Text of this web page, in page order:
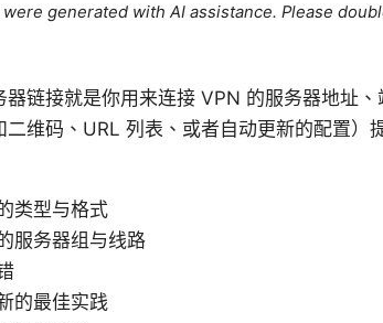
generated with AI assistance. Please
链接就是你用来连接 VPN 的服务器地址、
二维码、URL 列表、或者自动更新的配置）
类型与格式
服务器组与线路
的最佳实践